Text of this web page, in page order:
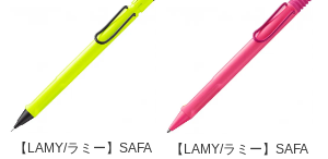
【LAMY/ラミー】SAFA
【LAMY/ラミー】SAFA